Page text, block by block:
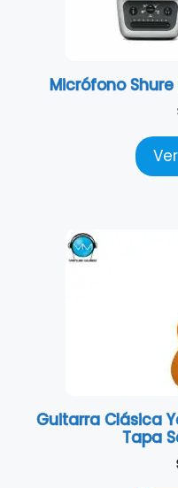
Micrófono
Guitarra Clásica
Tapa